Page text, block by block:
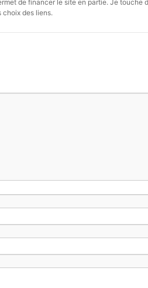
de financer le site en partie. Je touche
choix des liens.